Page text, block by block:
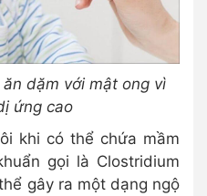
dặm với mật ong vì
ứng cao
khi có thể chứa mầm
gọi là Clostridium
gây ra một dạng ngộ